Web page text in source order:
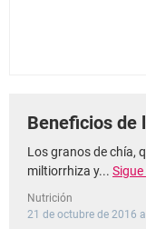
Beneficios de
Los granos de chía,
miltiorrhiza y...
Nutrición
21 de octubre de 2016